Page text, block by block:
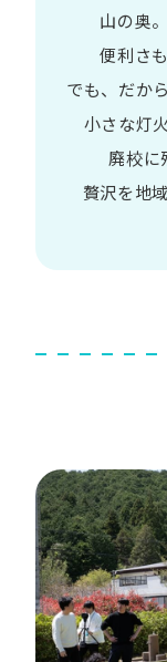
山の​奥
便利さ
でも、​だか
小さな​灯
廃校に​
贅沢を地